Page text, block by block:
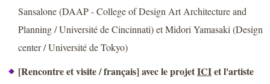
Sansalone (DAAP - College of Design Art Architecture and
Planning / Université de Cincinnati) et Midori Yamasaki (Design
center / Université de Tokyo)
[Rencontre et visite / français] avec le projetICIet l'artiste